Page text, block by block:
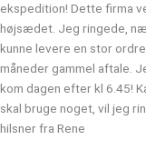
ekspedition! Dette firma
højsædet. Jeg ringede,
kunne levere en stor
måneder gammel aftale.
kom dagen efter kl 6.45!
skal bruge noget, vil jeg
hilsner fra Rene